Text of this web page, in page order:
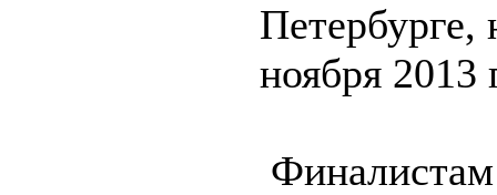
Петербурге,
ноября 2013
Финалистам